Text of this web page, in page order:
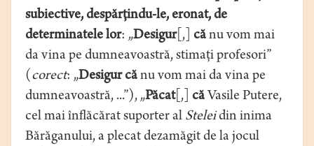
subiective, despărţindu-le, eronat, de
determinatele lor: „Desigur[,] cănu vom mai
da vina pe dumneavoastră, stimaţi profesori”
(corect: „Desigur cănu vom mai da vina pe
dumneavoastră, ...”), „Păcat[,] că Vasile Putere,
cel mai înflăcărat suporter al Steleidin inima
Bărăganului, a plecat dezamăgit de la jocul